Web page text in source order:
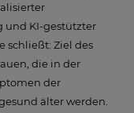
und KI-gestützter
schließt: Ziel des
die in der
der
älter werden.